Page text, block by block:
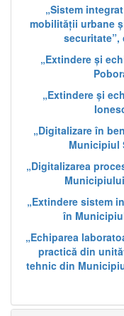
„Sistem
mobilității urbane
securitate”,
„Extindere și
„Extindere și
„Digitalizare în
Municipiul
„Digitalizarea
„Extindere sistem
în
„Echiparea
practică din
tehnic din